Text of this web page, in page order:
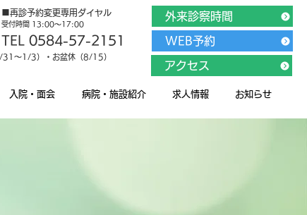
外来診察時間
■再診予約変更専用ダイヤル
受付時間 13:00～17:00
TEL 0584-57-2151
31～1/3）・お盆休（8/15）
入院・面会 病院・施設紹介 求人情報 お知らせ
WEB予約
アクセス